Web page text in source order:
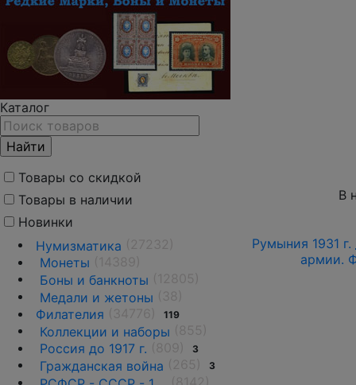
Каталог
Товары со скидкой
Товары в наличии
Новинки
Нумизматика
Монеты
Боны и банкноты
Медали и жетоны
Филателия
119
Коллекции и наборы
Россия до 1917 г.
3
Гражданская война 3
В
Румыния 1931 г.
армии.